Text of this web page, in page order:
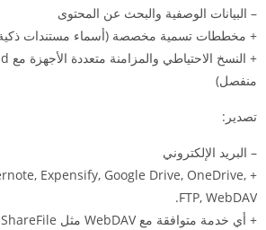
– البيانات الوصفية والبحث عن المحتوى
+ مخططات تسمية مخصصة (أسماء مستندات
منفصل)
تصدير:
– البريد الإلكتروني
Expensify, Google Drive, OneDrive,
FTP, WebDAV.